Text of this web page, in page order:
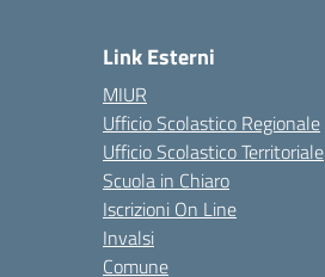
Link Esterni
MIUR
Ufficio Scolastico Regionale
Ufficio Scolastico Territoriale
Scuola in Chiaro
Iscrizioni On Line
Invalsi
Comune